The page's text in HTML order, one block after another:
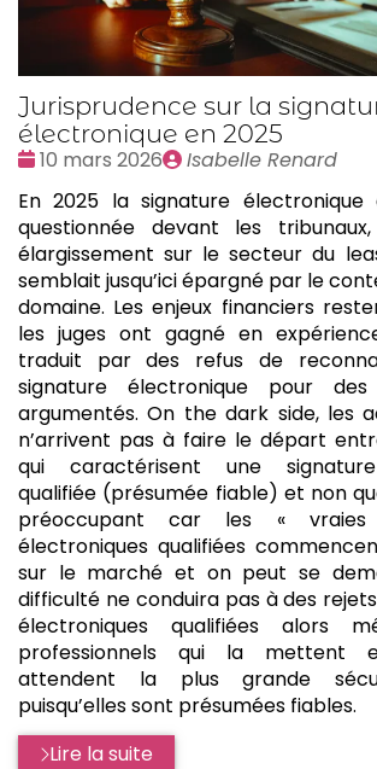
Jurisprudence sur la
électronique en 2025
Date
10 mars 2026
Publié
Isabelle Renard
En 2025 la signature
questionnée devant les
élargissement sur le secteur du
semblait jusqu’ici épargné par le
domaine. Les enjeux financiers
les juges ont gagné en
traduit par des refus de
signature électronique pour
argumentés. On the dark side, les
n’arrivent pas à faire le départ
qui caractérisent une
qualifiée (présumée fiable) et non
préoccupant car les « vraies
électroniques qualifiées
sur le marché et on peut se
difficulté ne conduira pas à des
électroniques qualifiées alors
professionnels qui la
attendent la plus grande
puisqu’elles sont présumées fiables.
Lire la suite